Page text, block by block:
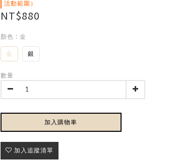
活動範圍）
NT$880
顏色 : 金
金 銀
數量
加入購物車
加入追蹤清單